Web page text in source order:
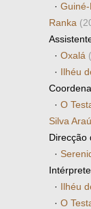
·
Ranka
· Oxalá
· Ilhéu
· O
Silva
Direcção
·
Intérprete
· Ilhéu
· O